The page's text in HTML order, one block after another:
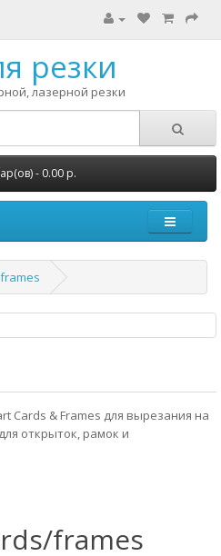
резки
лазерной резки
- 0.00 р.
Cards & Frames для вырезания на
открыток, рамок и
frames